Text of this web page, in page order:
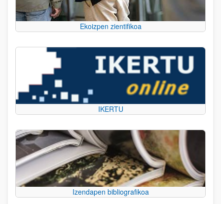
Ekoizpen zientifikoa
IKERTU
Izendapen bibliografikoa